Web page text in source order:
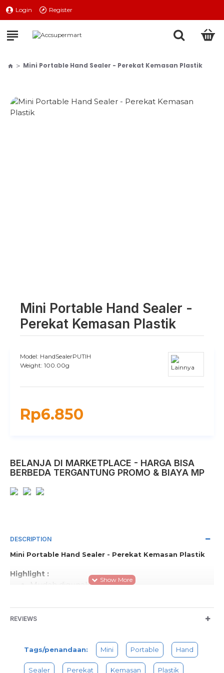
Login Register
Mini Portable Hand Sealer - Perekat Kemasan Plastik
Mini Portable Hand Sealer -
Perekat Kemasan Plastik
Rp6.850
Model: HandSealerPUTIH
Weight: 100.00g
BELANJA DI MARKETPLACE - HARGA BISA
BERBEDA TERGANTUNG PROMO & BIAYA MP
DESCRIPTION
Mini Portable Hand Sealer - Perekat Kemasan Plastik
Highlight :
Mudah digunakan
Merekatkan kembali kemasan plastik
Daya Baterai AA
/ merapatkan plastik. mini super sealer berukuran
kecil yang sangat praktis dipakai, dapat dioperasikan
dengan satu gengaman tangan jg bisa dibawa
REVIEWS
Tags/penandaan: Mini Portable Hand
Sealer Perekat Kemasan Plastik